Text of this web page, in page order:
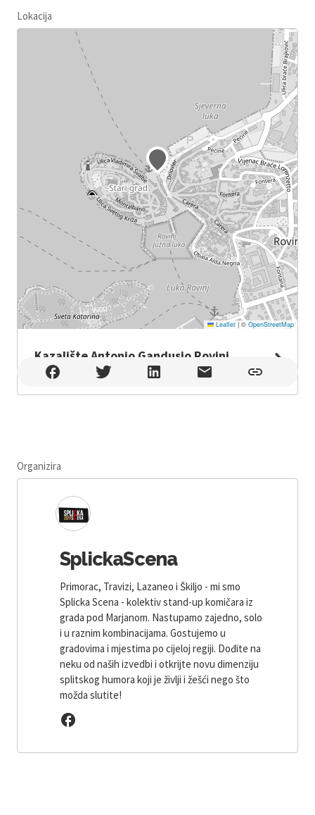
Lokacija
Leaflet |© OpenStreetMap
Kazalište Antonio Gandusio Rovinj
Kazalište Antonio Gandusio Rovinj , Rovinj
Organizira
SplickaScena
Primorac, Travizi, Lazaneo i Škiljo - mi smo
Splicka Scena - kolektiv stand-up komičara iz
grada pod Marjanom. Nastupamo zajedno, solo
i u raznim kombinacijama. Gostujemo u
gradovima i mjestima po cijeloj regiji. Dođite na
neku od naših izvedbi i otkrijte novu dimenziju
splitskog humora koji je življi i žešći nego što
možda slutite!